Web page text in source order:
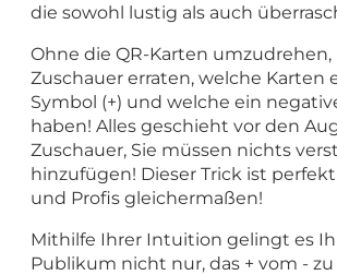
die sowohl lustig als auch
Ohne die QR-Karten
Zuschauer erraten, welche Karten
Symbol (+) und welche ein
haben! Alles geschieht vor den
Zuschauer, Sie müssen nichts
hinzufügen! Dieser Trick ist
und Profis gleichermaßen!
Mithilfe Ihrer Intuition gelingt es
Publikum nicht nur, das + vom -